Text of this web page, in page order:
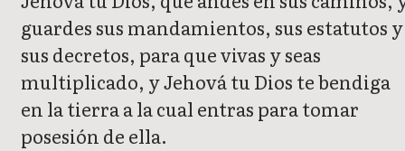
guardes sus mandamientos, sus estatutos y
sus decretos, para que vivas y seas
multiplicado, y Jehová tu Dios te bendiga
en la tierra a la cual entras para tomar
posesión de ella.